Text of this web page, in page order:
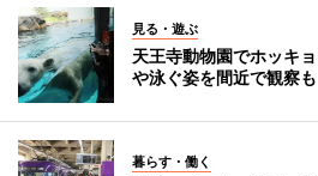
見る・遊ぶ
天王寺動物園でホッキ
や泳ぐ姿を間近で観察も
暮らす・働く